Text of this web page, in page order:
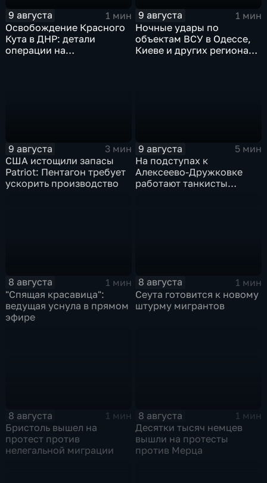
9 августа
1 мин
Освобождение Красного
Кута в ДНР: детали
операции на
9 августа
1 мин
Ночные удары по
объектам ВСУ в Одессе,
Киеве и других регионах
9 августа
3 мин
США истощили запасы
Patriot: Пентагон требует
ускорить производство
9 августа
5 мин
На подступах к
Алексеево-Дружковке
работают танкисты
8 августа
1 мин
"Спящая красавица":
ведущая уснула в прямом
эфире
8 августа
1 мин
Сеута готовится к новому
штурму мигрантов
8 августа
1 мин
Бристоль вышел на
протест против
нелегальной миграции
8 августа
1 мин
Десятки тысяч немцев
вышли на протесты
против Мерца